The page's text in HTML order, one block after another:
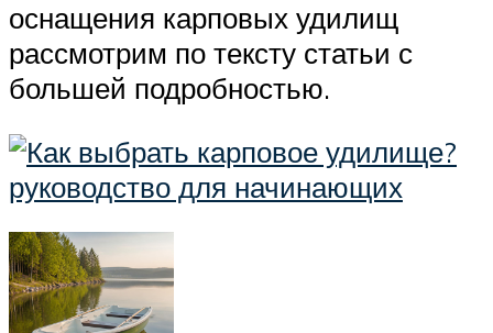
оснащения карповых удилищ
рассмотрим по тексту статьи с
большей подробностью.